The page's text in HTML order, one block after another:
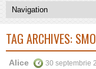
TAG ARCHIVES:
Alice 30 septembrie